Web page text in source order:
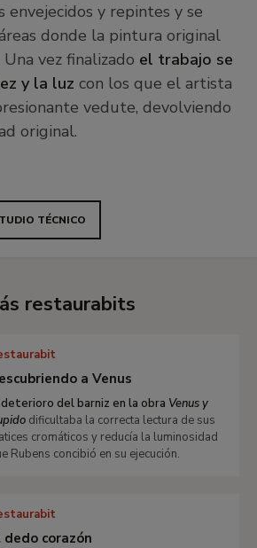
envejecidos y repintes y se
donde la pintura original
vez finalizado el trabajo se
y la luz con los que el artista
vedute, devolviendo
original.
TÉCNICO
restaurabits
a Venus
deterioro del barniz en la obra Venus y
dificultaba la correcta lectura de sus
cromáticos y reducía la luminosidad
Rubens concibió en su ejecución.
dedo corazón